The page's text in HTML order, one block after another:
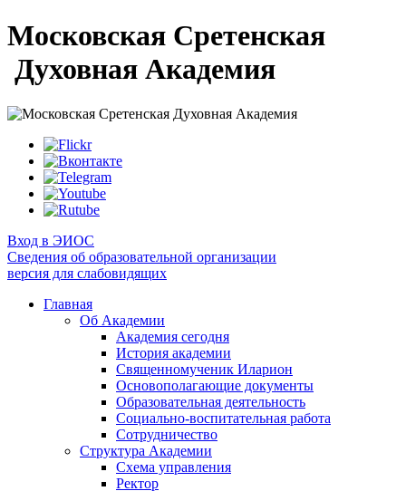
Московская Сретенская
Духовная Академия
Вход в ЭИОС
Сведения об образовательной организации
версия для слабовидящих
Главная
Об Академии
Академия сегодня
История академии
Священномученик Иларион
Основополагающие документы
Образовательная деятельность
Социально-воспитательная работа
Сотрудничество
Структура Академии
Схема управления
Ректор